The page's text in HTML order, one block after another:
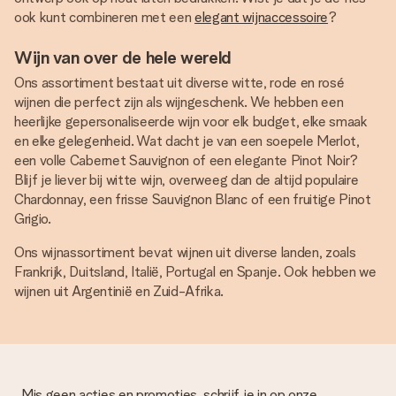
ook kunt combineren met eenelegant wijnaccessoire?
Wijn van over de hele wereld
Ons assortiment bestaat uit diverse witte, rode en rosé
wijnen die perfect zijn als wijngeschenk. We hebben een
heerlijke gepersonaliseerde wijn voor elk budget, elke smaak
en elke gelegenheid. Wat dacht je van een soepele Merlot,
een volle Cabernet Sauvignon of een elegante Pinot Noir?
Blijf je liever bij witte wijn, overweeg dan de altijd populaire
Chardonnay, een frisse Sauvignon Blanc of een fruitige Pinot
Grigio.
Ons wijnassortiment bevat wijnen uit diverse landen, zoals
Frankrijk, Duitsland, Italië, Portugal en Spanje. Ook hebben we
wijnen uit Argentinië en Zuid-Afrika.